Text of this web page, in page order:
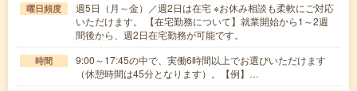
曜日頻度
週5日（月～金）／週2日は在宅 ※お休み相談も柔軟にご対応
いただけます。 【在宅勤務について】就業開始から1～2週
間後から、週2日在宅勤務が可能です。
時間
9:00～17:45の中で、実働6時間以上でお選びいただけます
（休憩時間は45分となります）。【例】…